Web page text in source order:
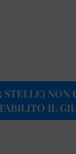
STELLE) NON
IL